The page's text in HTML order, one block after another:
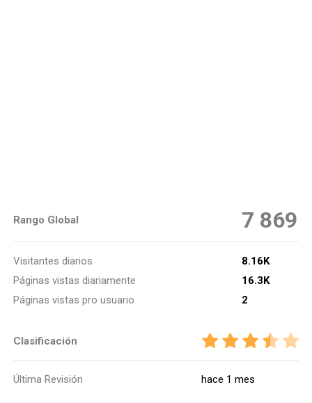
Rango Global 7 869
Visitantes diarios
8.16K
Páginas vistas diariamente
16.3K
Páginas vistas pro usuario
2
Clasificación
Última Revisión hace 1 mes